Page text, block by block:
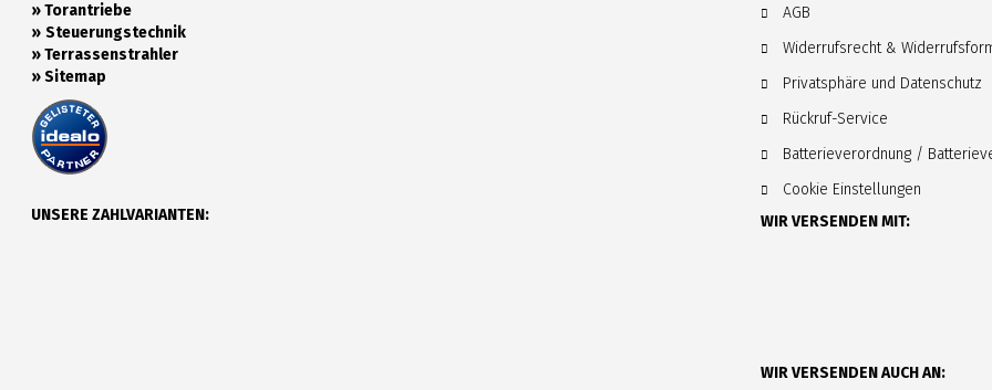
»Torantriebe
» Steuerungstechnik
»Terrassenstrahler
»Sitemap
AGB
Widerrufsrecht &
Privatsphäre und Datenschutz
Rückruf-Service
Batterieverordnung /
Cookie Einstellungen
UNSERE ZAHLVARIANTEN:
WIR VERSENDEN MIT:
WIR VERSENDEN AUCH AN: